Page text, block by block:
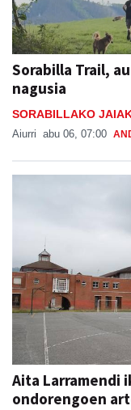
Sorabilla Trail,
nagusia
SORABILLAKO
Aiurri abu 06, 07:00
Aita Larramendi
ondorengoen